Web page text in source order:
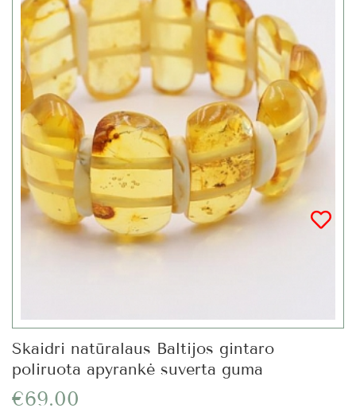
Skaidri natūralaus Baltijos gintaro
poliruota apyrankė suverta guma
€69.00